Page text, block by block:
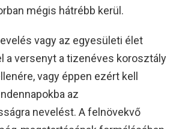
mégis hátrébb kerül.
vagy az egyesületi élet
a versenyt a tizenéves korosztály
vagy éppen ezért kell
az
nevelést. A felnövekvő